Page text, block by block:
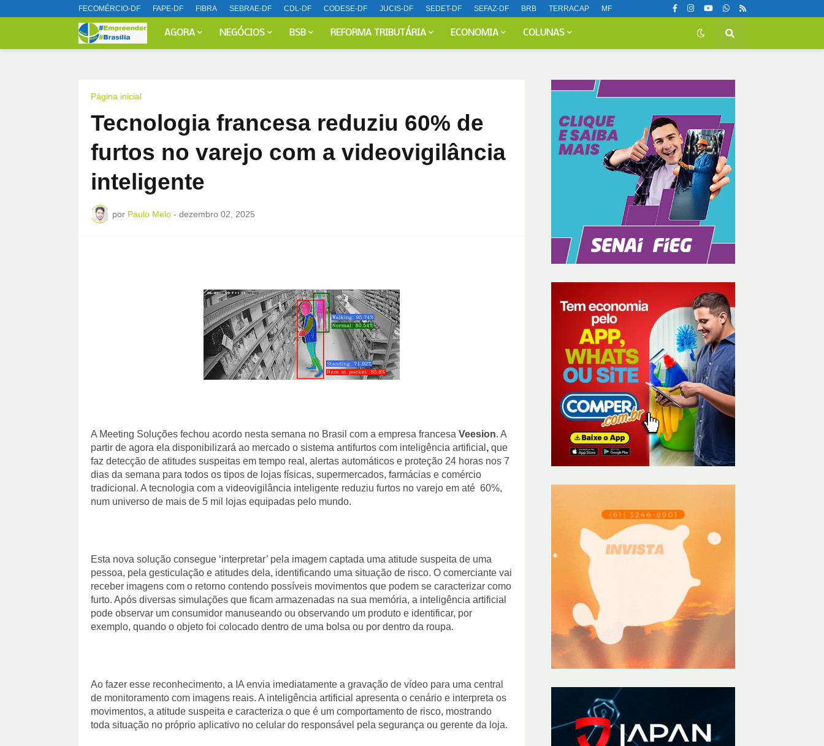
FECOMÉRCIO-DF FAPE-DF FIBRA SEBRAE-DF CDL-DF CODESE-DF JUCIS-DF SEDET-DF SEFAZ-DF BRB TERRACAP MF
AGORA NEGÓCIOS BSB REFORMA TRIBUTÁRIA ECONOMIA COLUNAS
Página inicial
Tecnologia francesa reduziu 60% de
furtos no varejo com a videovigilância
inteligente
por Paulo Melo - dezembro 02, 2025
A Meeting Soluções fechou acordo nesta semana no Brasil com a empresa francesa Veesion. A
partir de agora ela disponibilizará ao mercado o sistema antifurtos com inteligência artificial , que
faz detecção de atitudes suspeitas em tempo real, alertas automáticos e proteção 24 horas nos 7
dias da semana para todos os tipos de lojas físicas, supermercados, farmácias e comércio
tradicional. A tecnologia com a videovigilância inteligente reduziu furtos no varejo em até 60%,
num universo de mais de 5 mil lojas equipadas pelo mundo.
Esta nova solução consegue ‘interpretar’ pela imagem captada uma atitude suspeita de uma
pessoa, pela gesticulação e atitudes dela, identificando uma situação de risco. O comerciante vai
receber imagens com o retorno contendo possíveis movimentos que podem se caracterizar como
furto. Após diversas simulações que ficam armazenadas na sua memória, a inteligência artificial
pode observar um consumidor manuseando ou observando um produto e identificar, por
exemplo, quando o objeto foi colocado dentro de uma bolsa ou por dentro da roupa.
Ao fazer esse reconhecimento, a IA envia imediatamente a gravação de vídeo para uma central
de monitoramento com imagens reais. A inteligência artificial apresenta o cenário e interpreta os
movimentos, a atitude suspeita e caracteriza o que é um comportamento de risco, mostrando
toda situação no próprio aplicativo no celular do responsável pela segurança ou gerente da loja.